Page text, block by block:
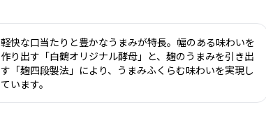
軽快な口当たりと豊かなうまみが特長。幅のある味わいを
作り出す「白鶴オリジナル酵母」と、麹のうまみを引き出
す「麹四段製法」により、うまみふくらむ味わいを実現し
ています。